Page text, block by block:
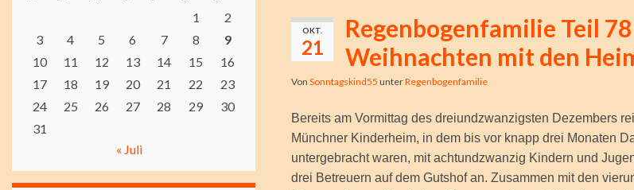
OKT.
21
Regenbogenfamilie Teil 78
Weihnachten mit den
Von Sonntagskind55 unterRegenbogenfamilie
Bereits am Vormittag des dreiundzwanzigsten Dezembers
Münchner Kinderheim, in dem bis vor knapp drei Monaten
untergebracht waren, mit achtundzwanzig Kindern und
drei Betreuern auf dem Gutshof an. Zusammen mit den
1
2
3
4 5 6 7 8
9
10
11 12 13 14 15
16
17
18 19 20 21 22
23
24
25 26 27 28 29
30
31
« Juli